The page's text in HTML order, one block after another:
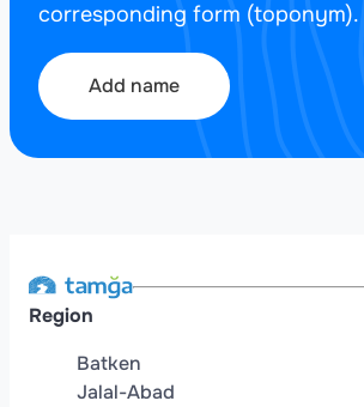
corresponding form (toponym).
Add name
Region
Batken
Jalal-Abad